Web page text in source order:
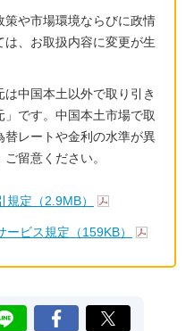
や市場環境ならびに政情
、お取扱内容に変更が生
中国本土以外で取り引き
です。中国本土市場で取
替レートや金利の水準が異
留意ください。
定（2.9MB）
ビス規定（159KB）
Facebook X